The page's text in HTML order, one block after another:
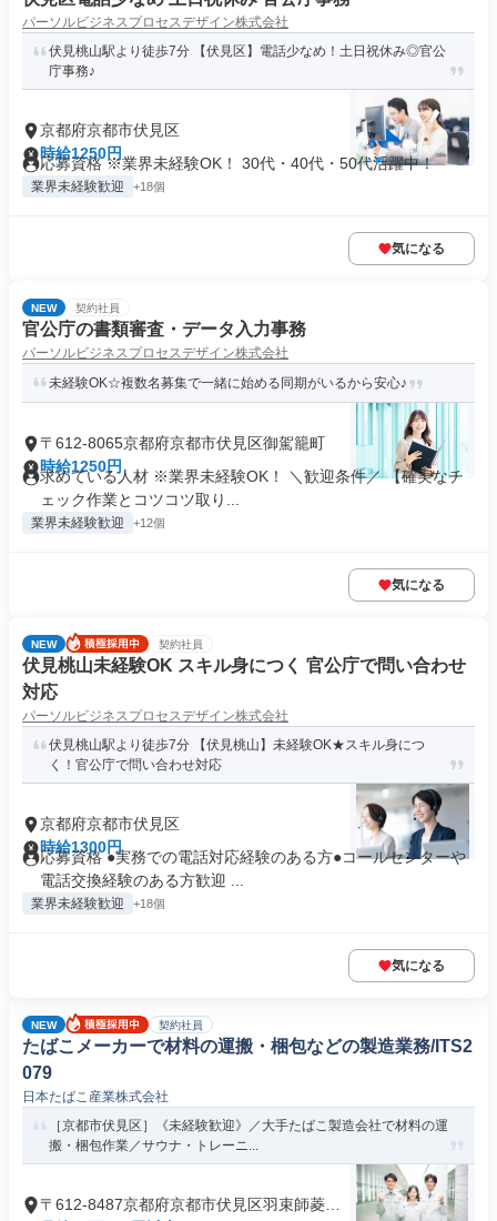
パーソルビジネスプロセスデザイン株式会社
伏見桃山駅より徒歩7分 【伏見区】電話少なめ！土日祝休み◎官公
庁事務♪
京都府京都市伏見区
時給1250円
応募資格 ※業界未経験OK！ 30代・40代・50代活躍中！
業界未経験歓迎 +18個
気になる
NEW 契約社員
官公庁の書類審査・データ入力事務
パーソルビジネスプロセスデザイン株式会社
未経験OK☆複数名募集で一緒に始める同期がいるから安心♪
〒612-8065京都府京都市伏見区御駕籠町
時給1250円
求めている人材 ※業界未経験OK！ ＼歓迎条件／ 【確実なチ
ェック作業とコツコツ取り...
業界未経験歓迎 +12個
気になる
NEW 契約社員
伏見桃山未経験OK スキル身につく 官公庁で問い合わせ
対応
パーソルビジネスプロセスデザイン株式会社
伏見桃山駅より徒歩7分 【伏見桃山】未経験OK★スキル身につ
く！官公庁で問い合わせ対応
京都府京都市伏見区
時給1300円
応募資格 ●実務での電話対応経験のある方●コールセンターや
電話交換経験のある方歓迎 ...
業界未経験歓迎 +18個
気になる
NEW 契約社員
たばこメーカーで材料の運搬・梱包などの製造業務/ITS2
079
日本たばこ産業株式会社
［京都市伏見区］《未経験歓迎》／大手たばこ製造会社で材料の運
搬・梱包作業／サウナ・トレーニ...
〒612-8487京都府京都市伏見区羽束師菱川